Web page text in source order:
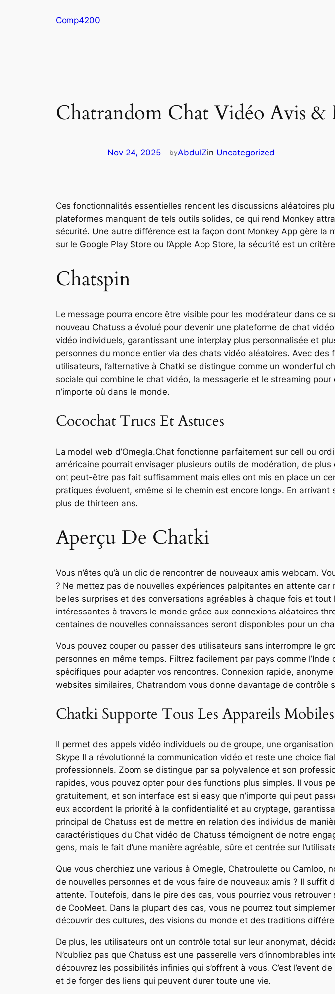
Comp4200
Chatrandom Chat Vidéo Avis &
Nov 24, 2025—byAbdulZin Uncategorized
Ces fonctionnalités essentielles rendent les discussions aléatoires
plateformes manquent de tels outils solides, ce qui rend Monkey
sécurité. Une autre différence est la façon dont Monkey App gère
sur le Google Play Store ou l’Apple App Store, la sécurité est un
Chatspin
Le message pourra encore être visible pour les modérateur dans ce
nouveau Chatuss a évolué pour devenir une plateforme de chat
vidéo individuels, garantissant une interplay plus personnalisée et
personnes du monde entier via des chats vidéo aléatoires. Avec
utilisateurs, l’alternative à Chatki se distingue comme un wonderful
sociale qui combine le chat vidéo, la messagerie et le streaming
n’importe où dans le monde.
Cocochat Trucs Et Astuces
La model web d’Omegla.Chat fonctionne parfaitement sur cell ou
américaine pourrait envisager plusieurs outils de modération, de
ont peut-être pas fait suffisamment mais elles ont mis en place un
pratiques évoluent, «même si le chemin est encore long». En
plus de thirteen ans.
Aperçu De Chatki
Vous n’êtes qu’à un clic de rencontrer de nouveaux amis webcam.
? Ne mettez pas de nouvelles expériences palpitantes en attente
belles surprises et des conversations agréables à chaque fois et
intéressantes à travers le monde grâce aux connexions aléatoires
centaines de nouvelles connaissances seront disponibles pour un
Vous pouvez couper ou passer des utilisateurs sans interrompre le
personnes en même temps. Filtrez facilement par pays comme
spécifiques pour adapter vos rencontres. Connexion rapide,
websites similaires, Chatrandom vous donne davantage de contrôle
Chatki Supporte Tous Les Appareils Mobiles
Il permet des appels vidéo individuels ou de groupe, une
Skype Il a révolutionné la communication vidéo et reste une choice
professionnels. Zoom se distingue par sa polyvalence et son
rapides, vous pouvez opter pour des functions plus simples. Il vous
gratuitement, et son interface est si easy que n’importe qui peut
eux accordent la priorité à la confidentialité et au cryptage,
principal de Chatuss est de mettre en relation des individus de
caractéristiques du Chat vidéo de Chatuss témoignent de notre
gens, mais le fait d’une manière agréable, sûre et centrée sur
Que vous cherchiez une various à Omegle, Chatroulette ou
de nouvelles personnes et de vous faire de nouveaux amis ? Il suffit
attente. Toutefois, dans le pire des cas, vous pourriez vous
de CooMeet. Dans la plupart des cas, vous ne pourrez tout
découvrir des cultures, des visions du monde et des traditions
De plus, les utilisateurs ont un contrôle total sur leur anonymat,
N’oubliez pas que Chatuss est une passerelle vers d’innombrables
découvrez les possibilités infinies qui s’offrent à vous. C’est l’event
et de forger des liens qui peuvent durer toute une vie.